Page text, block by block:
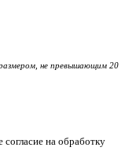
не превышающим 20
на обработку